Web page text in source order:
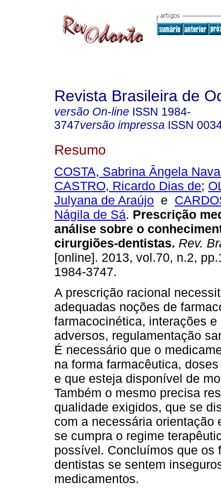
Revista Brasileira de
versão On-line ISSN 1984-
3747versão impressa ISSN
Resumo
COSTA, Sabrina Ângela
CASTRO, Ricardo Dias de;
Julyana de Araújo e
Nágila de Sá. Prescrição
análise sobre o
cirurgiões-dentistas. Rev.
[online]. 2013, vol.70, n.2,
1984-3747.
A prescrição racional
adequadas noções de
farmacocinética, interações e
adversos, regulamentação
É necessário que o
na forma farmacêutica,
e que esteja disponível de
Também o mesmo precisa
qualidade exigidos, que se
com a necessária orientação
se cumpra o regime
possível. Concluímos que os
dentistas se sentem
medicamentos.